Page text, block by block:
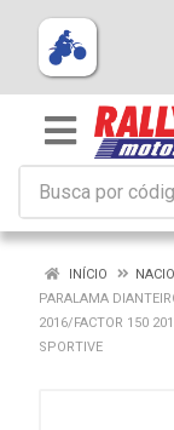
INÍCIO
PARALAMA
2016/FACTOR 150
SPORTIVE